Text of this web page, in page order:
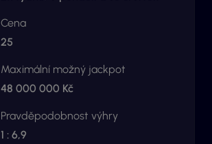
Cena
25
Maximální možný jackpot
48 000 000 Kč
Pravděpodobnost výhry
1 : 6,9